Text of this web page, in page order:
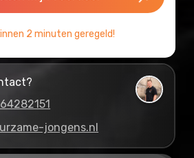
2 minuten geregeld!
jongens.nl